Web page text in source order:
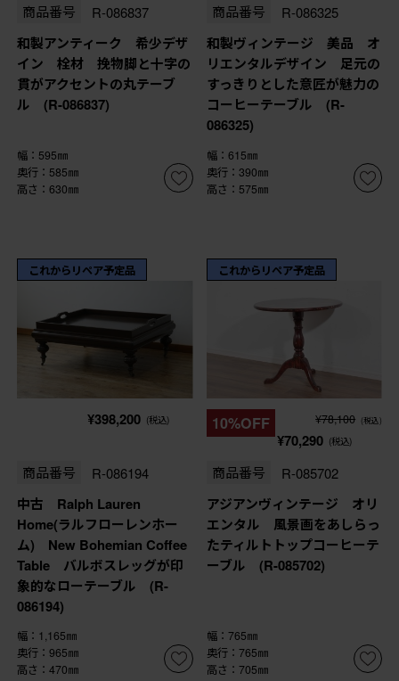
商品番号 R-086837
和製アンティーク 希少デザ
イン 栓材 挽物脚と十字の
貫がアクセントの丸テーブ
ル (R-086837)
幅：595㎜
奥行：585㎜
高さ：630㎜
商品番号 R-086325
和製ヴィンテージ 美品 オ
リエンタルデザイン 足元の
すっきりとした意匠が魅力の
コーヒーテーブル (R-
086325)
幅：615㎜
奥行：390㎜
高さ：575㎜
これからリペア予定品
¥398,200 (税込)
商品番号 R-086194
中古 Ralph Lauren
Home(ラルフローレンホー
ム) New Bohemian Coffee
Table バルボスレッグが印
象的なローテーブル (R-
086194)
幅：1,165㎜
奥行：965㎜
高さ：470㎜
これからリペア予定品
10%OFF ¥78,100 (税込)
¥70,290 (税込)
商品番号 R-085702
アジアンヴィンテージ オリ
エンタル 風景画をあしらっ
たティルトトップコーヒーテ
ーブル (R-085702)
幅：765㎜
奥行：765㎜
高さ：705㎜